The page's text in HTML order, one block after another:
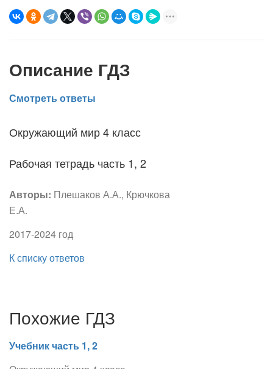
Описание ГДЗ
Смотреть ответы
Окружающий мир 4 класс
Рабочая тетрадь часть 1, 2
Авторы: Плешаков А.А., Крючкова
Е.А.
2017-2024 год
К списку ответов
Похожие ГДЗ
Учебник часть 1, 2